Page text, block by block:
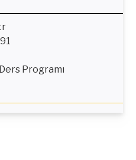
Programı